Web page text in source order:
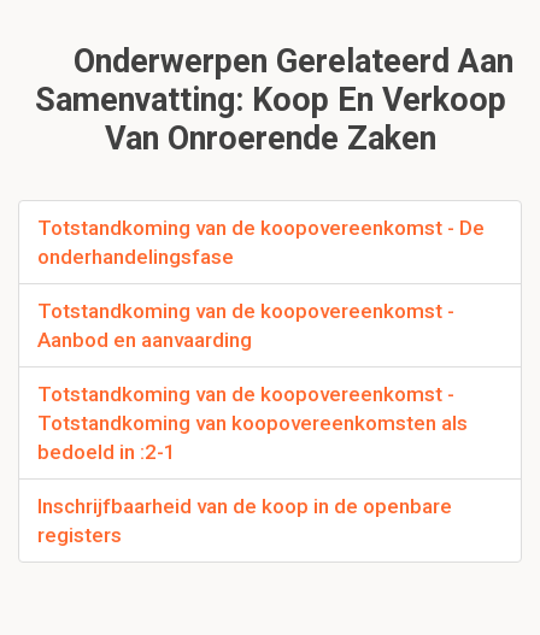
Onderwerpen Gerelateerd Aan
Samenvatting: Koop En Verkoop
Van Onroerende Zaken
Totstandkoming van de koopovereenkomst - De
onderhandelingsfase
Totstandkoming van de koopovereenkomst -
Aanbod en aanvaarding
Totstandkoming van de koopovereenkomst -
Totstandkoming van koopovereenkomsten als
bedoeld in :2-1
Inschrijfbaarheid van de koop in de openbare
registers